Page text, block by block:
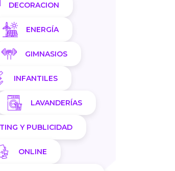
DECORACION
ENERGÍA
GIMNASIOS
INFANTILES
LAVANDERÍAS
Y PUBLICIDAD
ONLINE